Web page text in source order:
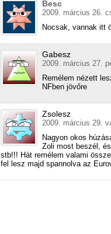
Besc
2009. március 26.
Nocsak, vannak itt
Gabesz
2009. március 27.
Remélem nézett
NFben jövőre
Zsolesz
2009. március 29.
Nagyon okos
Zoli most beszél,
stb!!! Hát remélem valami
fel lesz majd spannolva az